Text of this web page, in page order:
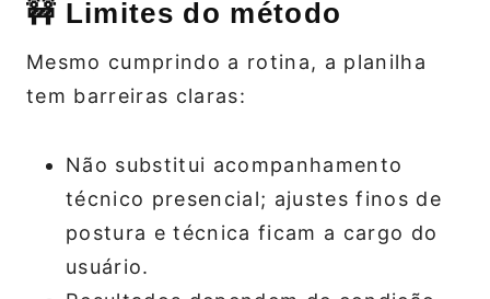
🚧 Limites do método
Mesmo cumprindo a rotina, a planilha
tem barreiras claras:
Não substitui acompanhamento
técnico presencial; ajustes finos de
postura e técnica ficam a cargo do
usuário.